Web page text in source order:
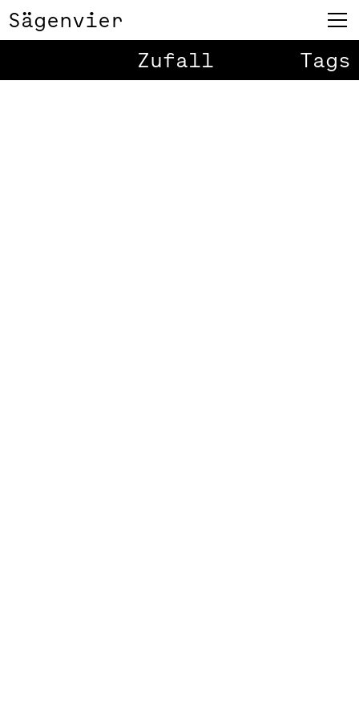
Sägenvier
Zufall
Tags